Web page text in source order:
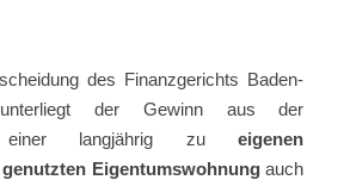
des Finanzgerichts Baden-
unterliegt der Gewinn aus der
einer langjährig zueigenen
Eigentumswohnungauch